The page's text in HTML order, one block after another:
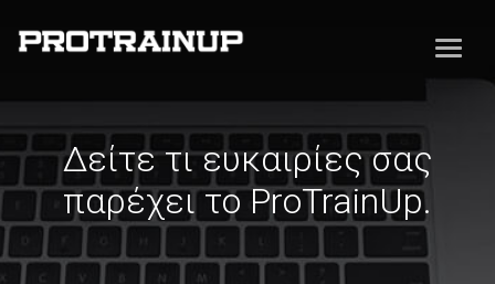
Δείτε τι ευκαιρίες σας
παρέχει το ProTrainUp.